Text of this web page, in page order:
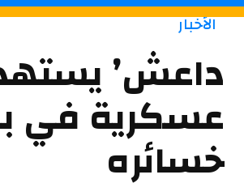
الأخبار
داعش’
عسكرية في
خسائره